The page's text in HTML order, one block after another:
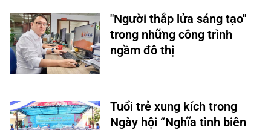
"Người thắp lửa sáng tạo"
trong những công trình
ngầm đô thị
Tuổi trẻ xung kích trong
Ngày hội “Nghĩa tình biên